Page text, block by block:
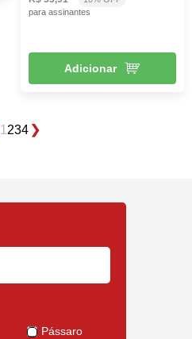
para assinantes
Adicionar
1 234
Pássaro